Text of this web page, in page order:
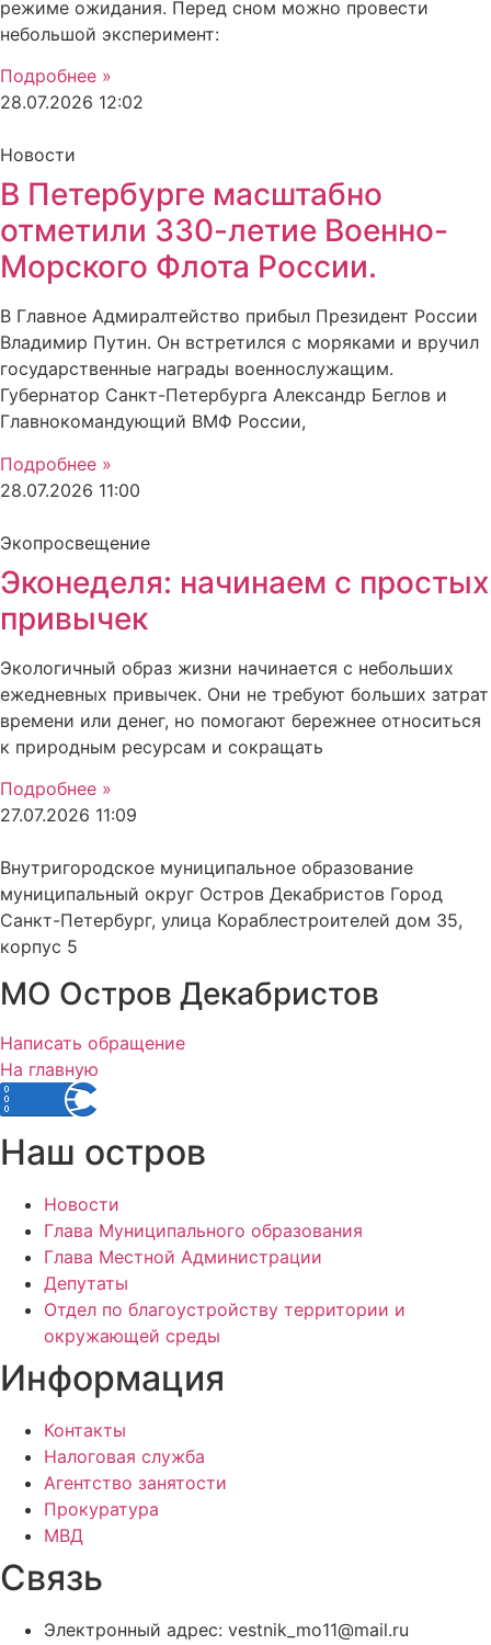
режиме ожидания. Перед сном можно провести
небольшой эксперимент:
Подробнее »
28.07.2026 12:02
Новости
В Петербурге масштабно
отметили 330-летие Военно-
Морского Флота России.
В Главное Адмиралтейство прибыл Президент России
Владимир Путин. Он встретился с моряками и вручил
государственные награды военнослужащим.
Губернатор Санкт-Петербурга Александр Беглов и
Главнокомандующий ВМФ России,
Подробнее »
28.07.2026 11:00
Экопросвещение
Эконеделя: начинаем с простых
привычек
Экологичный образ жизни начинается с небольших
ежедневных привычек. Они не требуют больших затрат
времени или денег, но помогают бережнее относиться
к природным ресурсам и сокращать
Подробнее »
27.07.2026 11:09
Внутригородское муниципальное образование
муниципальный округ Остров Декабристов Город
Санкт-Петербург, улица Кораблестроителей дом 35,
корпус 5
МО Остров Декабристов
Написать обращение
На главную
Наш остров
Новости
Глава Муниципального образования
Глава Местной Администрации
Депутаты
Отдел по благоустройству территории и
окружающей среды
Информация
Контакты
Налоговая служба
Агентство занятости
Прокуратура
МВД
Связь
Электронный адрес: vestnik_mo11@mail.ru